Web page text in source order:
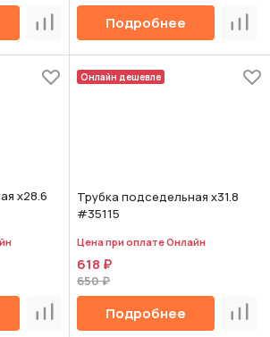
СравнитьПодробнее
х28.6
Сравнить
Онлайн дешевле
Трубка подседельная х31.8
#35115
Цена при оплате Онлайн
618 ₽
650 ₽
Подробнее